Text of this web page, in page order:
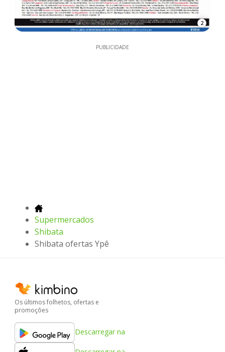
2
PUBLICIDADE
Supermercados
Shibata
Shibata ofertas Ypê
Os últimos folhetos, ofertas e
promoções
Descarregar na